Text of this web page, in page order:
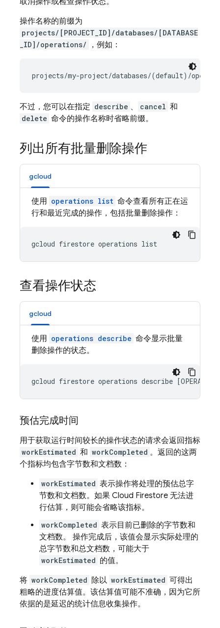
操作名称的前缀为
projects/[PROJECT_ID]/databases/[DATABASE
_ID]/operations/
，例如：
不过，您可以在指定 describe 、 cancel 和
delete 命令的操作名称时省略前缀。
列出所有批量删除操作
gcloud
使用 operations list 命令查看所有正在运
行和最近完成的操作，包括批量删除操作：
gcloud firestore operations list
查看操作状态
gcloud
使用 operations describe 命令显示批量
删除操作的状态。
gcloud firestore operations describe
预估完成时间
用于获取运行时间较长的操作状态的请求会返回指标
workEstimated 和 workCompleted 。返回的这两
个指标均包含字节数和文档数：
workEstimated 表示操作将处理的预估总字
节数和文档数。如果 Cloud Firestore 无法进
行估算，则可能会省略该指标。
workCompleted 表示目前已删除的字节数和
文档数。 操作完成后，该值会显示实际处理的
总字节数和总文档数，可能大于
workEstimated 的值。
将 workCompleted 除以 workEstimated 可得出
粗略的进度估算值。该估算值可能不准确，因为它所
依据的是延迟的统计信息收集操作。